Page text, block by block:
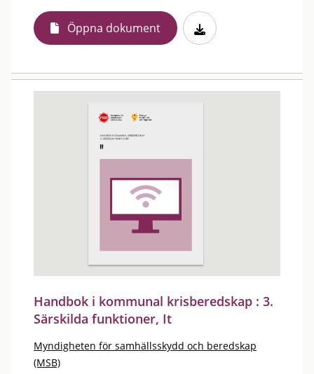
Öppna dokument
Handbok i kommunal krisberedskap : 3.
Särskilda funktioner, It
Myndigheten för samhällsskydd och beredskap
(MSB)